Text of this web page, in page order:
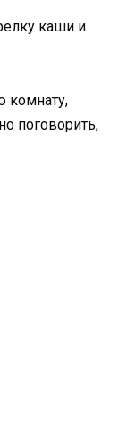
каши и
комнату,
поговорить,